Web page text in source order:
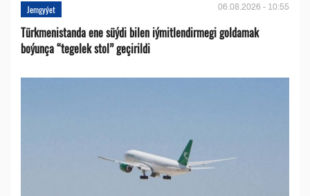
Jemgyýet 06.08.2026 - 10:55
Türkmenistanda ene süýdi bilen iýmitlendirmegi goldamak
boýunça “tegelek stol” geçirildi